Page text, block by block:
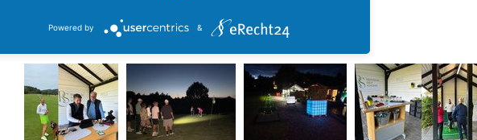
NEU: Die R&S Individual Golf Academy
Powered by &